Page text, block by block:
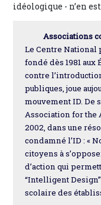
idéologique - n’en est
Associations
Le Centre National
fondé dès 1981
contre
publiques, joue
mouvement ID. De
Association for the
2002, dans une
condamné l’ID : «
citoyens à
d’action qui
“Intelligent
scolaire des